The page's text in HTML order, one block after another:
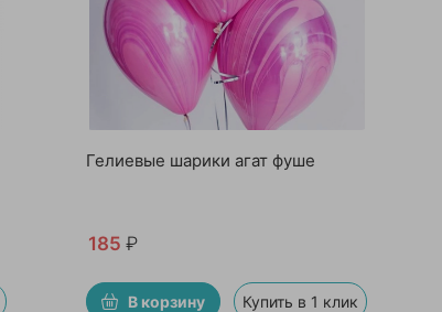
Гелиевые шарики агат фуше
185₽
В корзину Купить в 1 клик